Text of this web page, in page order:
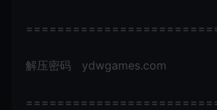
解压密码 ydwgames.com